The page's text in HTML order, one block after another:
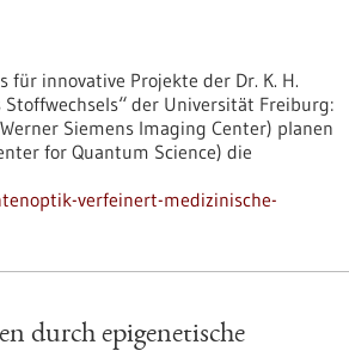
innovative Projekte der Dr. K. H.
der Universität Freiburg:
Siemens Imaging Center) planen
for Quantum Science) die
verfeinert-medizinische-
durch epigenetische